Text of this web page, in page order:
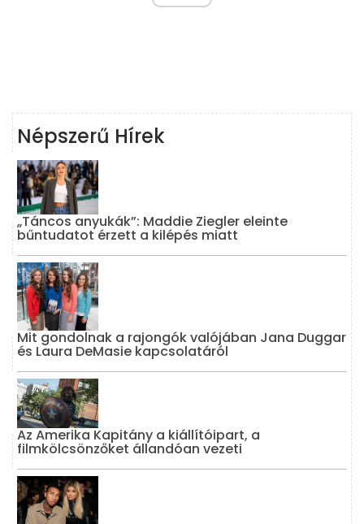
Népszerű Hírek
„Táncos anyukák”: Maddie Ziegler eleinte
bűntudatot érzett a kilépés miatt
Mit gondolnak a rajongók valójában Jana Duggar
és Laura DeMasie kapcsolatáról
Az Amerika Kapitány a kiállítóipart, a
filmkölcsönzőket állandóan vezeti